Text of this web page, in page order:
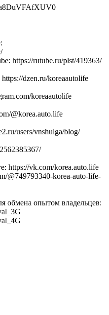
https://rutube.ru/plst/419363/
dzen.ru/koreaautolife
koreaautolife
@korea.auto.life
users/vnshulga/blog/
https://vk.com/korea.auto.life
@749793340-korea-auto-life-
обмена опытом владельцев: